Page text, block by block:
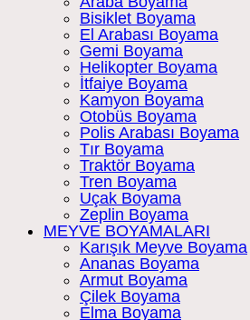
Bisiklet Boyama
El Arabası Boyama
Gemi Boyama
Helikopter Boyama
İtfaiye Boyama
Kamyon Boyama
Otobüs Boyama
Polis Arabası Boyama
Tır Boyama
Traktör Boyama
Tren Boyama
Uçak Boyama
Zeplin Boyama
MEYVE BOYAMALARI
Karışık Meyve Boyama
Ananas Boyama
Armut Boyama
Çilek Boyama
Elma Boyama